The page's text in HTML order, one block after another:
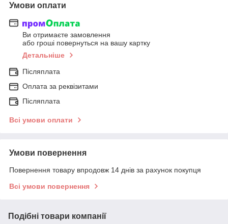
Умови оплати
Ви отримаєте замовлення
або гроші повернуться на вашу картку
Детальніше
Післяплата
Оплата за реквізитами
Післяплата
Всі умови оплати
Умови повернення
Повернення товару впродовж 14 днів за рахунок покупця
Всі умови повернення
Подібні товари компанії